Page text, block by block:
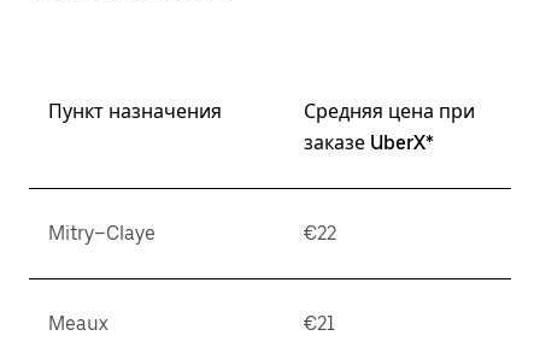
Пункт назначения
Средняя цена при
заказе UberX*
Mitry–Claye €22
Meaux €21